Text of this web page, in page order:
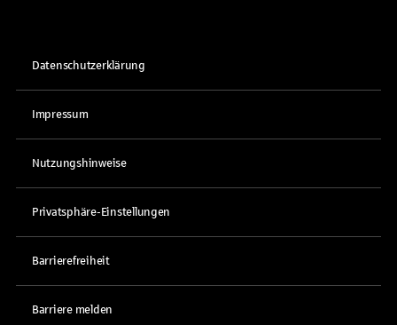
Datenschutzerklärung
Impressum
Nutzungshinweise
Privatsphäre-Einstellungen
Barrierefreiheit
Barriere melden